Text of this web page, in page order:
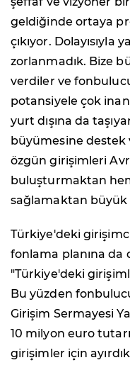
geldiğinde ortaya
çıkıyor. Dolayısıyla
zorlanmadık. Bize
verdiler ve
potansiyele çok
yurt dışına da
büyümesine
özgün girişimleri
buluşturmaktan
sağlamaktan büyük
Türkiye'deki
fonlama planına da
"Türkiye'deki
Bu yüzden
Girişim Sermayesi
10 milyon euro
girişimler için